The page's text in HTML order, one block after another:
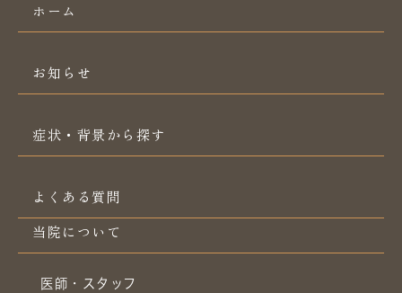
ホーム
お知らせ
症状・背景から探す
よくある質問
当院について
医師・スタッフ